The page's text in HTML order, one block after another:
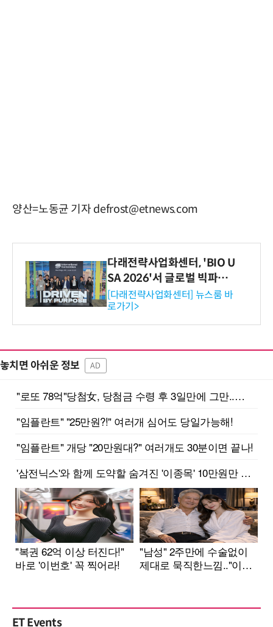
양산=노동균 기자 defrost@etnews.com
다래전략사업화센터, 'BIO U
SA 2026'서 글로벌 빅파마
와의 비즈니스 미팅 지원…K
-바이오 해외 진출 교두보 확
보
[다래전략사업화센터] 뉴스룸 바
로가기>
놓치면 아쉬운 정보 AD
ET Events